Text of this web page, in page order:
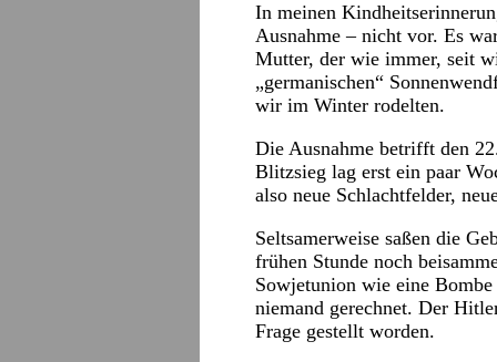
In meinen
Ausnahme – nicht vor. Es
Mutter, der wie immer, seit
„germanischen“
wir im Winter rodelten.
Die Ausnahme betrifft den
Blitzsieg lag erst ein paar
also neue Schlachtfelder,
Seltsamerweise saßen die
frühen Stunde noch
Sowjetunion wie eine
niemand gerechnet. Der
Frage gestellt worden.